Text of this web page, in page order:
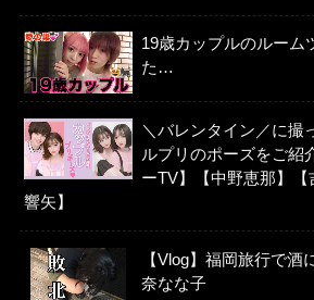
19歳カップルのルーム
た…
＼バレンタイン／に撮
ルプリのポーズをご紹
ーTV】【中野恵那】【
響矢】
【Vlog】福岡旅行で酒
奈なな子